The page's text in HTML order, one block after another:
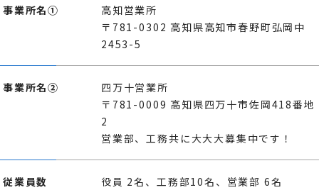
事業所名①
高知営業所
〒781-0302 高知県高知市春野町弘岡中
2453-5
事業所名②
四万十営業所
〒781-0009 高知県四万十市佐岡418番地
2
営業部、工務共に大大大募集中です！
従業員数
役員 2名、工務部10名、営業部 6名